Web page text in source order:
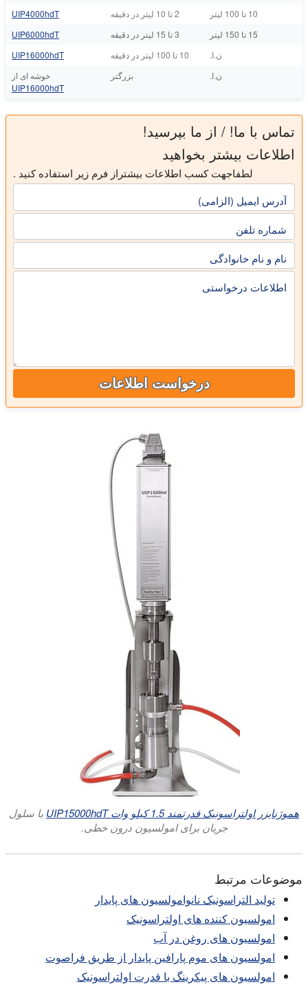
10 تا 100 لیتر
2 تا 10 لیتر در دقیقه
UIP4000hdT
15 تا 150 لیتر
3 تا 15 لیتر در دقیقه
UIP6000hdT
ن.ا.
10 تا 100 لیتر در دقیقه
UIP16000hdT
ن.ا.
بزرگتر
خوشه ای از
UIP16000hdT
تماس با ما! / از ما بپرسید!
اطلاعات بیشتر بخواهید
لطفاجهت کسب اطلاعات بیشتراز فرم زیر استفاده کنید .
آدرس ایمیل (الزامی)
شماره تلفن
نام و نام خانوادگی
اطلاعات درخواستی
درخواست اطلاعات
هموژنایزر اولتراسونیک قدرتمند 1.5 کیلو وات UIP15000hdT
با سلول
جریان برای امولسیون درون خطی.
موضوعات مرتبط
تولید التراسونیک نانوامولسیون های پایدار
امولسیون کننده های اولتراسونیک
امولسیون های روغن در آب
امولسیون های موم پارافین پایدار از طریق فراصوت
امولسیون های پیکرینگ با قدرت اولتراسونیک